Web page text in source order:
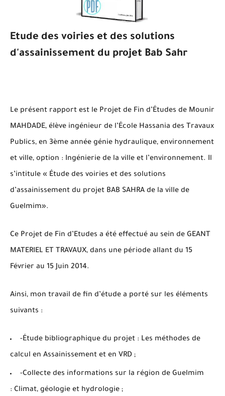
Etude des voiries et des solutions
d'assainissement du projet Bab Sahr
Le présent rapport est le Projet de Fin d’Études de Mounir
MAHDADE, élève ingénieur de l’École Hassania des Travaux
Publics, en 3ème année génie hydraulique, environnement
et ville, option : Ingénierie de la ville et l’environnement. Il
s’intitule « Étude des voiries et des solutions
d’assainissement du projet BAB SAHRA de la ville de
Guelmim».
Ce Projet de Fin d’Etudes a été effectué au sein de GEANT
MATERIEL ET TRAVAUX, dans une période allant du 15
Février au 15 Juin 2014.
Ainsi, mon travail de fin d’étude a porté sur les éléments
suivants :
-Étude bibliographique du projet : Les méthodes de
calcul en Assainissement et en VRD ;
-Collecte des informations sur la région de Guelmim
: Climat, géologie et hydrologie ;